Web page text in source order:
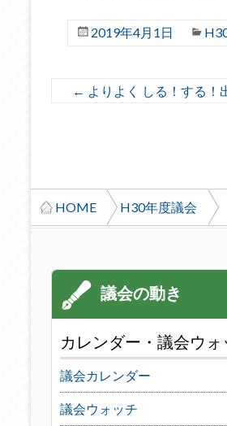
2019年4月1日
← よりよく しる！する！
HOME H30年度議会
カレンダー・議会ウォ
議会カレンダー
議会ウォッチ